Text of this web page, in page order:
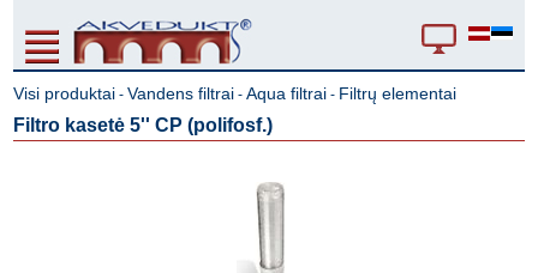
Visi produktai -Vandens filtrai -Aqua filtrai - Filtrų elementai
Filtro kasetė 5'' CP (polifosf.)